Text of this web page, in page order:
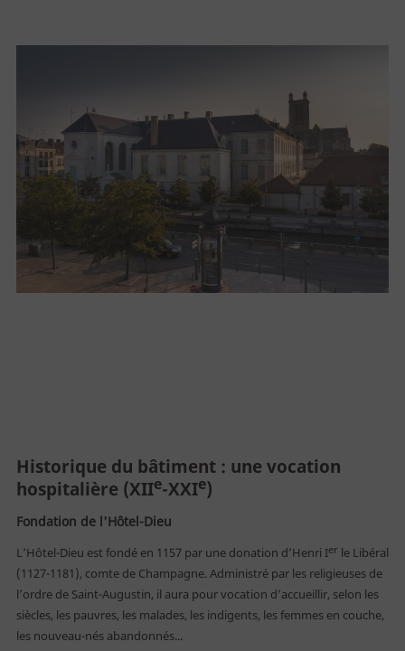
Historique du bâtiment : une vocation
hospitalière (XIIe-XXIe)
Fondation de l'Hôtel-Dieu
L’Hôtel-Dieu est fondé en 1157 par une donation d’Henri Ier le Libéral
(1127-1181), comte de Champagne. Administré par les religieuses de
l’ordre de Saint-Augustin, il aura pour vocation d’accueillir, selon les
siècles, les pauvres, les malades, les indigents, les femmes en couche,
les nouveau-nés abandonnés...